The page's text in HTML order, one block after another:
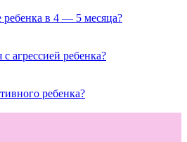
ребенка в 4 — 5 месяца?
агрессией ребенка?
ребенка?